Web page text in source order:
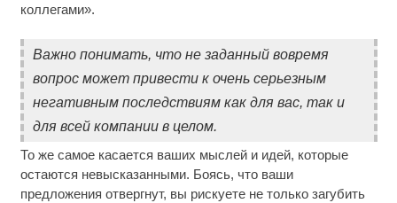
коллегами».
Важно понимать, что не заданный вовремя
вопрос может привести к очень серьезным
негативным последствиям как для вас, так и
для всей компании в целом.
То же самое касается ваших мыслей и идей, которые
остаются невысказанными. Боясь, что ваши
предложения отвергнут, вы рискуете не только загубить